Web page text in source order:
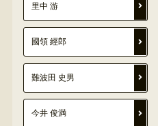
里中 游
國領 經郎
難波田 史男
今井 俊満